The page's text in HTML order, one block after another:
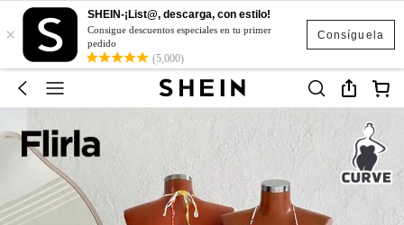
Consíguela
×
SHEIN-¡List@, descarga, con estilo!
Consigue descuentos especiales en tu primer
pedido
(5,000)